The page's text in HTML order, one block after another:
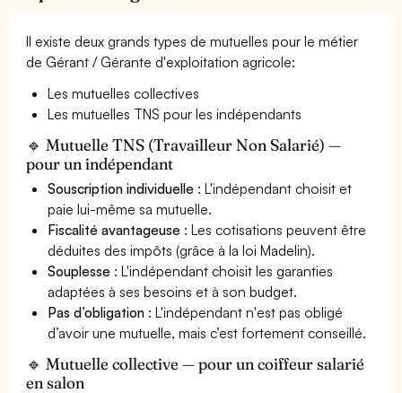
Il existe deux grands types de mutuelles pour le métier
de Gérant / Gérante d'exploitation agricole:
Les mutuelles collectives
Les mutuelles TNS pour les indépendants
🔹 Mutuelle TNS (Travailleur Non Salarié) —
pour un indépendant
Souscription individuelle : L'indépendant choisit et
paie lui-même sa mutuelle.
Fiscalité avantageuse : Les cotisations peuvent être
déduites des impôts (grâce à la loi Madelin).
Souplesse : L'indépendant choisit les garanties
adaptées à ses besoins et à son budget.
Pas d’obligation : L'indépendant n'est pas obligé
d’avoir une mutuelle, mais c’est fortement conseillé.
🔹 Mutuelle collective — pour un coiffeur salarié
en salon